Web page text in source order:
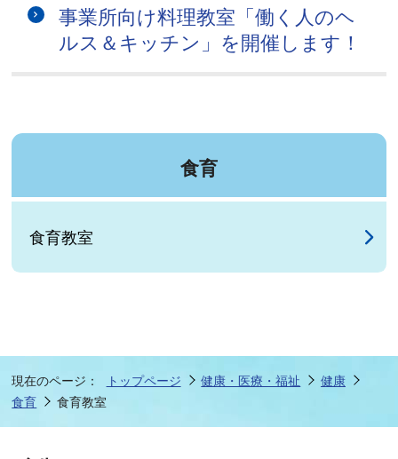
事業所向け料理教室「働く人のヘ
ルス＆キッチン」を開催します！
食育
食育教室
現在のページ： トップページ 健康・医療・福祉
健康
食育
食育教室